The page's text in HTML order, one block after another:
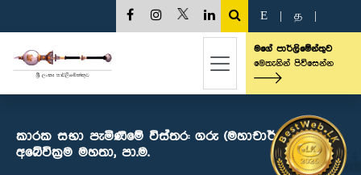
E த
මගේ පාර්ලිමේන්තුව
මෙතැනින් පිවිසෙන්න
කාරක සභා පැමිණීමේ විස්තර: ගරු (මහාචාර්ය) එල්.එම්.
අබේවික්‍රම මහතා, පා.ම.